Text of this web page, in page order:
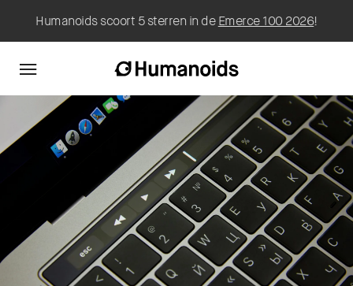
Humanoids scoort 5 sterren in deEmerce 100 2026!